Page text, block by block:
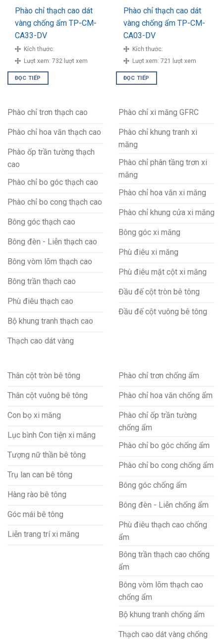
Phào chỉ thạch cao dát
vàng chống ẩm TP-CM-
CA33-DV
Kích thước:
Lượt xem: 732 lượt xem
ĐỌC TIẾP
Phào chỉ thạch cao dát
vàng chống ẩm TP-CM-
CA03-DV
Kích thước:
Lượt xem: 721 lượt xem
ĐỌC TIẾP
Phào chỉ trơn thạch cao
Phào chỉ hoa văn thạch cao
Phào ốp trần tường thạch
cao
Phào chỉ bo góc thạch cao
Phào chỉ bo cong thạch cao
Bông góc thạch cao
Bông đèn - Liễn thạch cao
Bông vòm lõm thạch cao
Bông trần thạch cao
Phù điêu thạch cao
Bộ khung tranh thạch cao
Thạch cao dát vàng
Phào chỉ xi măng GFRC
Phào chỉ khung tranh xi
măng
Phào chỉ phân tầng trơn xi
măng
Phào chỉ hoa văn xi măng
Phào chỉ khung cửa xi măng
Bông góc xi măng
Phù điêu xi măng
Phù điêu mặt cột xi măng
Đầu đế cột tròn bê tông
Đầu đế cột vuông bê tông
Thân cột tròn bê tông
Thân cột vuông bê tông
Con bọ xi măng
Lục bình Con tiện xi măng
Tượng nữ thần bê tông
Trụ lan can bê tông
Hàng rào bê tông
Góc mái bê tông
Liễn trang trí xi măng
Phào chỉ trơn chống ẩm
Phào chỉ hoa văn chống ẩm
Phào chỉ ốp trần tường
chống ẩm
Phào chỉ bo góc chống ẩm
Phào chỉ bo cong chống ẩm
Bông góc chống ẩm
Bông đèn - Liễn chống ẩm
Phù điêu thạch cao chống
ẩm
Bông trần thạch cao chống
ẩm
Bông vòm lõm thạch cao
chống ẩm
Bộ khung tranh chống ẩm
Thạch cao dát vàng chống